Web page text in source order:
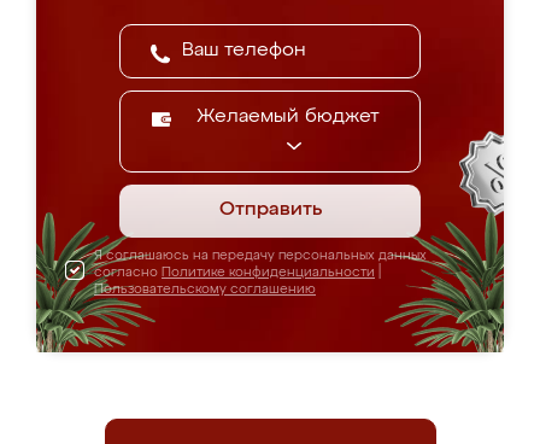
Желаемый бюджет
Отправить
Я соглашаюсь на передачу персональных данных
согласно Политике конфиденциальности
Пользовательскому соглашению